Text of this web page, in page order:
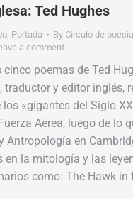
Ted Hughes
, Portada By Círculo de poesía
a comment
cinco poemas de Ted
traductor y editor inglés,
«gigantes del Siglo
Aérea, luego de lo
Antropología en
en la mitología y las
como: The Hawk in